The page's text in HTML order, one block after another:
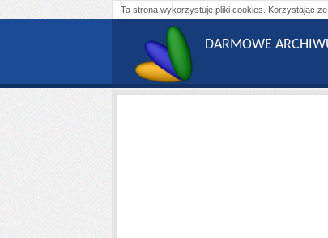
Ta strona wykorzystuje pliki cookies. Korzystając
DARMOWE